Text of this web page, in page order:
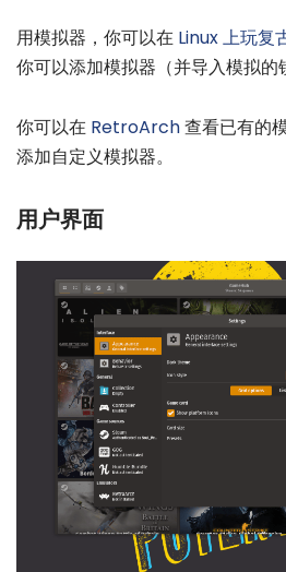
用模拟器，你可以在 Linux 上玩复
你可以添加模拟器（并导入模拟的
你可以在 RetroArch查看已有的
添加自定义模拟器。
用户界面